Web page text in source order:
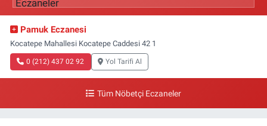
Pamuk Eczanesi
Kocatepe Mahallesi Kocatepe Caddesi 42 1
0 (212) 437 02 92 Yol Tarifi Al
Tüm Nöbetçi Eczaneler